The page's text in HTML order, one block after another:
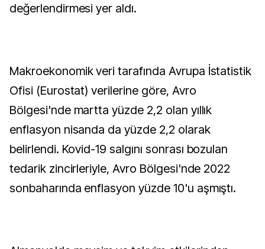
değerlendirmesi yer aldı.
Makroekonomik veri tarafında Avrupa İstatistik
Ofisi (Eurostat) verilerine göre, Avro
Bölgesi'nde martta yüzde 2,2 olan yıllık
enflasyon nisanda da yüzde 2,2 olarak
belirlendi. Kovid-19 salgını sonrası bozulan
tedarik zincirleriyle, Avro Bölgesi'nde 2022
sonbaharında enflasyon yüzde 10'u aşmıştı.